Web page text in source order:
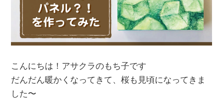
こんにちは！アサクラのもち子です
だんだん暖かくなってきて、桜も見頃になってきま
した〜